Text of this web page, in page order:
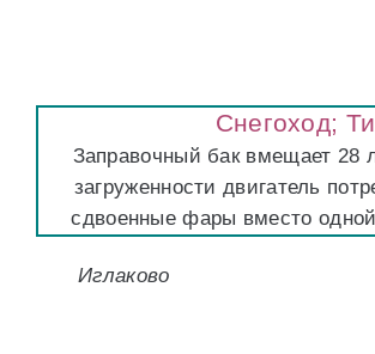
Снегоход;
Заправочный бак вмещает 28
загруженности двигатель
сдвоенные фары вместо
Иглаково